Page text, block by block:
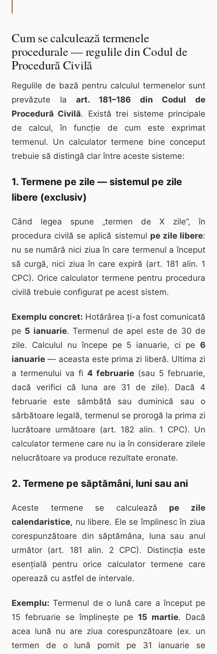
Cum se calculează termenele
procedurale — regulile din Codul de
Procedură Civilă
Regulile de bază pentru calculul termenelor sunt
prevăzute laart. 181–186 din Codul de
Procedură Civilă. Există trei sisteme principale
de calcul, în funcție de cum este exprimat
termenul. Un calculator termene bine conceput
trebuie să distingă clar între aceste sisteme:
1. Termene pe zile — sistemul pe zile
libere (exclusiv)
Când legea spune „termen de X zile”, în
procedura civilă se aplică sistemul pe zile libere:
nu se numără nici ziua în care termenul a început
să curgă, nici ziua în care expiră (art. 181 alin. 1
CPC). Orice calculator termene pentru procedura
civilă trebuie configurat pe acest sistem.
Exemplu concret: Hotărârea ți-a fost comunicată
pe 5 ianuarie. Termenul de apel este de 30 de
zile. Calculul nu începe pe 5 ianuarie, ci pe 6
ianuarie — aceasta este prima zi liberă. Ultima zi
a termenului va fi 4 februarie (sau 5 februarie,
dacă verifici că luna are 31 de zile). Dacă 4
februarie este sâmbătă sau duminică sau o
sărbătoare legală, termenul se prorogă la prima zi
lucrătoare următoare (art. 182 alin. 1 CPC). Un
calculator termene care nu ia în considerare zilele
nelucrătoare va produce rezultate eronate.
2. Termene pe săptămâni, luni sau ani
Aceste termene se calculează pe zile
calendaristice, nu libere. Ele se împlinesc în ziua
corespunzătoare din săptămâna, luna sau anul
următor (art. 181 alin. 2 CPC). Distincția este
esențială pentru orice calculator termene care
operează cu astfel de intervale.
Exemplu: Termenul de o lună care a început pe
15 februarie se împlinește pe15 martie. Dacă
acea lună nu are ziua corespunzătoare (ex. un
termen de o lună pornit pe 31 ianuarie se